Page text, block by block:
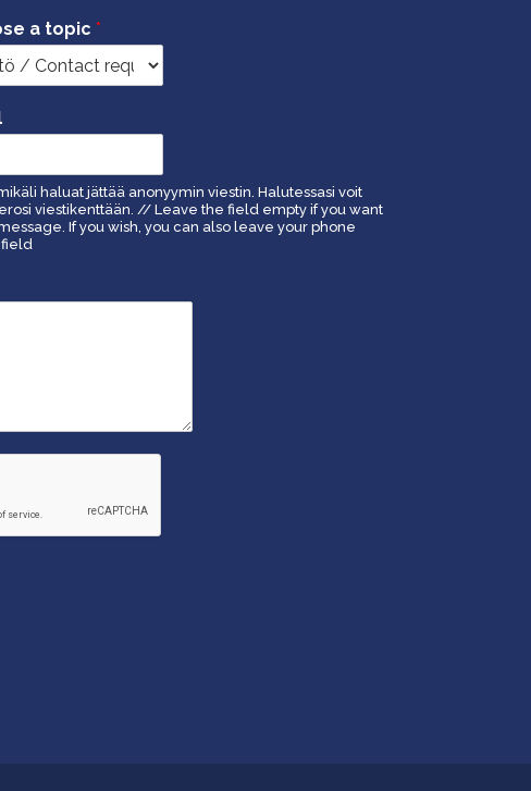
a topic *
haluat jättää anonyymin viestin. Halutessasi voit
viestikenttään. // Leave the field empty if you want
If you wish, you can also leave your phone
field